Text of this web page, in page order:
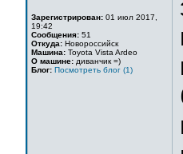
Зарегистрирован: 01 июл 2017,
19:42
Сообщения: 51
Откуда: Новороссийск
Машина: Toyota Vista Ardeo
О машине: диванчик =)
Блог: Посмотреть блог (1)